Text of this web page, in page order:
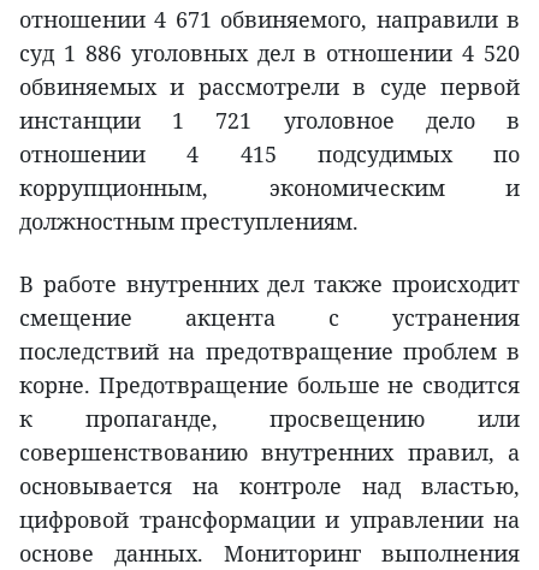
отношении 4 671 обвиняемого, направили в
суд 1 886 уголовных дел в отношении 4 520
обвиняемых и рассмотрели в суде первой
инстанции 1 721 уголовное дело в
отношении 4 415 подсудимых по
коррупционным, экономическим и
должностным преступлениям.
В работе внутренних дел также происходит
смещение акцента с устранения
последствий на предотвращение проблем в
корне. Предотвращение больше не сводится
к пропаганде, просвещению или
совершенствованию внутренних правил, а
основывается на контроле над властью,
цифровой трансформации и управлении на
основе данных. Мониторинг выполнения